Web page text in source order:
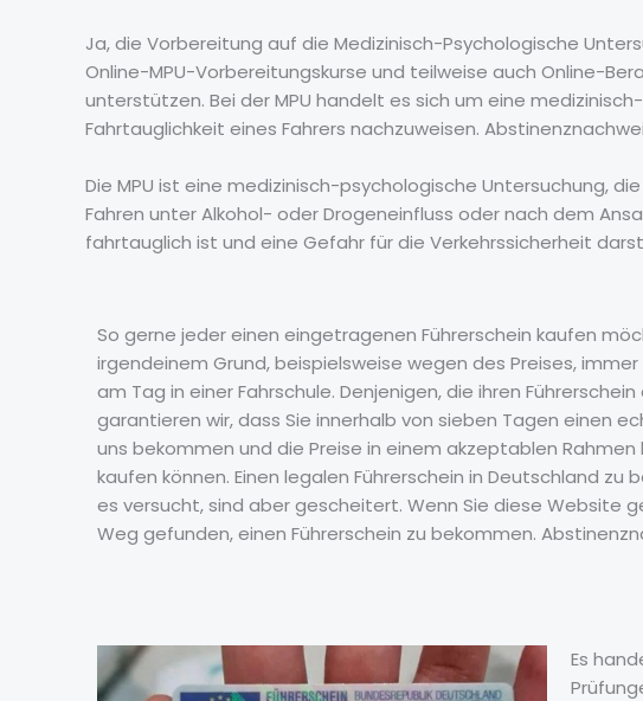
Ja, die Vorbereitung auf die Medizinisch-Psychologische
Online-MPU-Vorbereitungskurse und teilweise auch Online-
unterstützen. Bei der MPU handelt es sich um eine
Fahrtauglichkeit eines Fahrers nachzuweisen.
Die MPU ist eine medizinisch-psychologische Untersuchung,
Fahren unter Alkohol- oder Drogeneinfluss oder nach dem
fahrtauglich ist und eine Gefahr für die Verkehrssicherheit
So gerne jeder einen eingetragenen Führerschein kaufen
irgendeinem Grund, beispielsweise wegen des Preises,
am Tag in einer Fahrschule. Denjenigen, die ihren
garantieren wir, dass Sie innerhalb von sieben Tagen einen
uns bekommen und die Preise in einem akzeptablen Rahmen
kaufen können. Einen legalen Führerschein in Deutschland
es versucht, sind aber gescheitert. Wenn Sie diese Website
Weg gefunden, einen Führerschein zu bekommen.
Es